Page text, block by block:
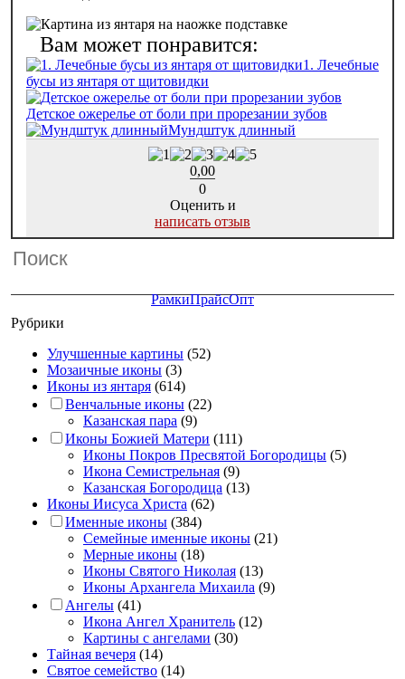
1. Лечебные
бусы из янтаря от щитовидки
Детское ожерелье от боли при прорезании зубов
Мундштук длинный
0,00
0
Оценить и
написать отзыв
РамкиПрайсОпт
Рубрики
Улучшенные картины (52)
Мозаичные иконы (3)
Иконы из янтаря (614)
Венчальные иконы (22)
Казанская пара (9)
Иконы Божией Матери (111)
Иконы Покров Пресвятой Богородицы (5)
Икона Семистрельная (9)
Казанская Богородица (13)
Иконы Иисуса Христа (62)
Именные иконы (384)
Семейные именные иконы (21)
Мерные иконы (18)
Иконы Святого Николая (13)
Иконы Архангела Михаила (9)
Ангелы (41)
Икона Ангел Хранитель (12)
Картины с ангелами (30)
Тайная вечеря (14)
Святое семейство (14)